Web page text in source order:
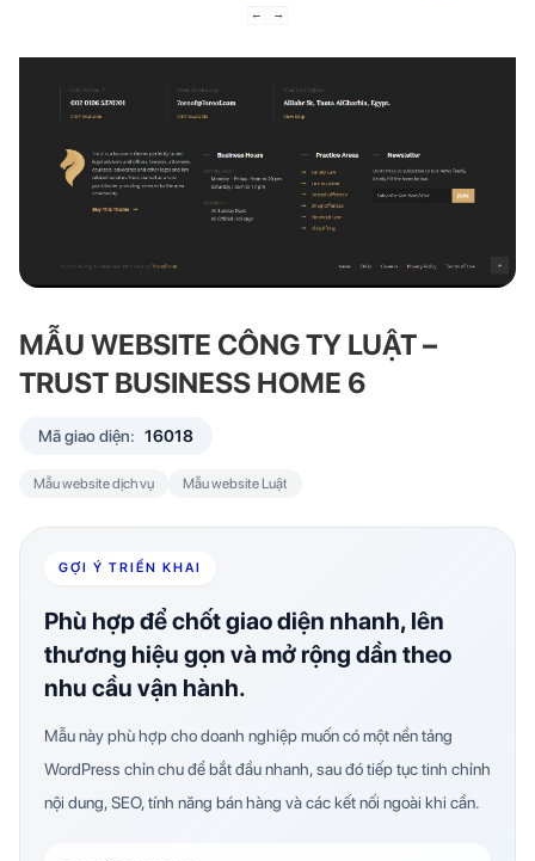
MẪU WEBSITE CÔNG TY LUẬT –
TRUST BUSINESS HOME 6
Mã giao diện: 16018
Mẫu website dịch vụ Mẫu website Luật
GỢI Ý TRIỂN KHAI
Phù hợp để chốt giao diện nhanh, lên
thương hiệu gọn và mở rộng dần theo
nhu cầu vận hành.
Mẫu này phù hợp cho doanh nghiệp muốn có một nền tảng
WordPress chỉn chu để bắt đầu nhanh, sau đó tiếp tục tinh chỉnh
nội dung, SEO, tính năng bán hàng và các kết nối ngoài khi cần.